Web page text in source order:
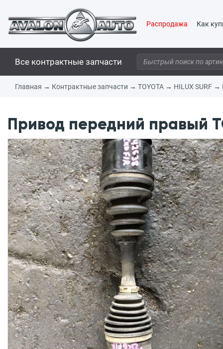
Распродажа Как
Все контрактные запчасти
Главная → Контрактные запчасти → TOYOTA → HILUX SURF →
Привод передний правый